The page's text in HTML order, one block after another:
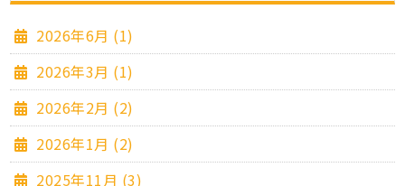
2026年6月 (1)
2026年3月 (1)
2026年2月 (2)
2026年1月 (2)
2025年11月 (3)